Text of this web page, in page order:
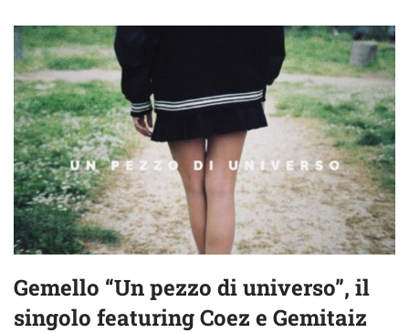
Gemello “Un pezzo di universo”, il
singolo featuring Coez e Gemitaiz